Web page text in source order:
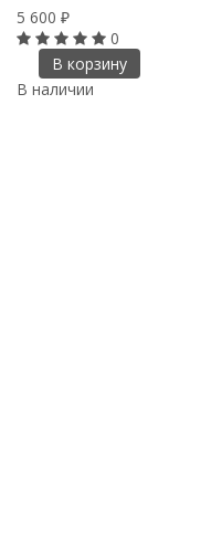
5 600 ₽
0
В корзину
В наличии